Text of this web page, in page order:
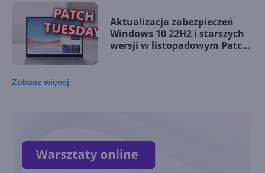
Aktualizacja zabezpieczeń
Windows 10 22H2 i starszych
wersji w listopadowym Patch
Zobacz więcej